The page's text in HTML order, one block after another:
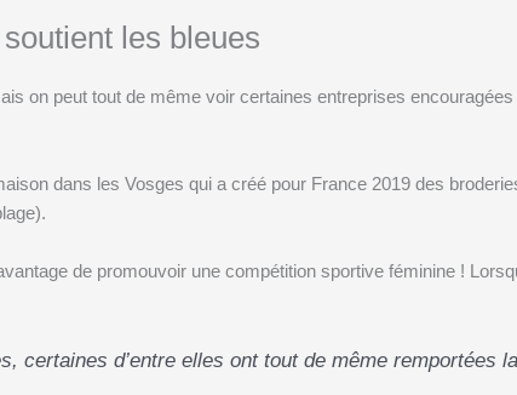
les bleues
on peut tout de même voir certaines entreprises
dans les Vosges qui a créé pour France 2019 des
de promouvoir une compétition sportive féminine !
certaines d’entre elles ont tout de même remportées